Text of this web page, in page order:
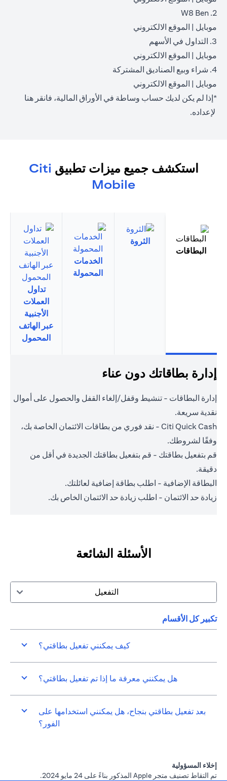
2. W8 Ben
موبايل | الموقع الالكتروني
3. التداول في الأسهم
موبايل | الموقع الالكتروني
4. شراء وبيع الصناديق المشتركة
موبايل | الموقع الالكتروني
*إذا لم يكن لديك حساب وساطة في الأوراق المالية، فانقر هنا
لإعداده.
استكشف جميع ميزات تطبيق Citi
Mobile
البطاقات
الثروة
الخدمات
المحمولة
تداول
العملات
الأجنبية
عبر الهاتف
المحمول
إدارة بطاقاتك دون عناء
إدارة البطاقات - تنشيط وقفل/إلغاء القفل والحصول على أموال
نقدية سريعة.
Citi Quick Cash - نقد فوري من بطاقات الائتمان الخاصة بك،
وفقًا لشروطك.
قم بتفعيل بطاقتك - قم بتفعيل بطاقتك الجديدة في أقل من
دقيقة.
البطاقة الإضافية - اطلب بطاقة إضافية لعائلتك.
زيادة حد الائتمان - اطلب زيادة حد الائتمان الخاص بك.
الأسئلة الشائعة
التفعيل
تكبير كل الأقسام
كيف يمكنني تفعيل بطاقتي؟
هل يمكنني معرفة ما إذا تم تفعيل بطاقتي؟
بعد تفعيل بطاقتي بنجاح، هل يمكنني استخدامها على
الفور؟
إخلاء المسؤولية
تم التقاط تصنيف متجر Apple المذكور بناءً على 24 مايو 2024.